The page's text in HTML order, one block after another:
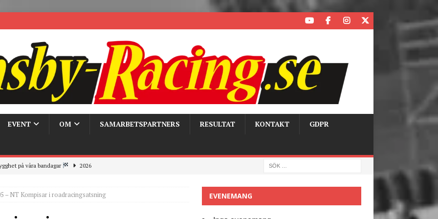
EVENT OM SAMARBETSPARTNERS RESULTAT KONTAKT GDPR
på våra bandagar 2026
the pits 2026
bandagarna 2026, nu blickar vi mot 2027
– NT Kompisar i roadracingsatsning EVENEMANG